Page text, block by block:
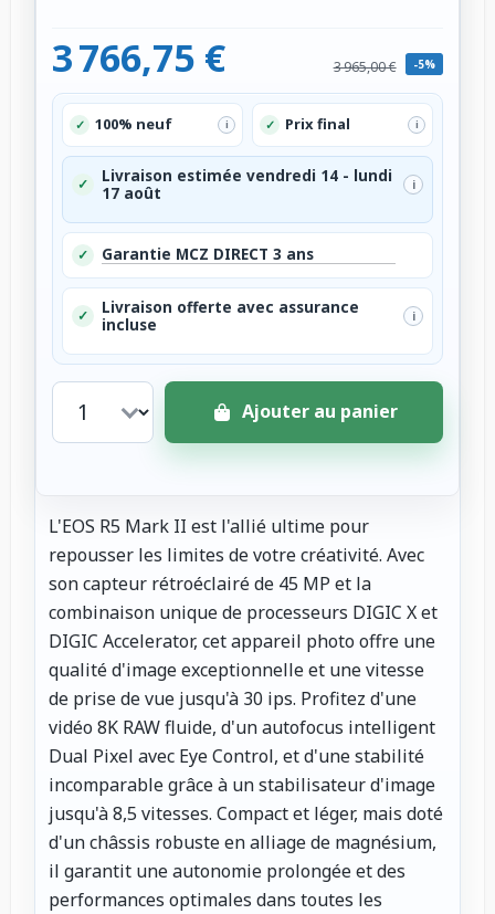
3 766,75 € 3 965,00 € -5%
✓ 100% neuf i ✓ Prix final i
✓
Livraison estimée vendredi 14 - lundi
17 août
i
✓ Garantie MCZ DIRECT 3 ans
✓
Livraison offerte avec assurance
incluse
i
Ajouter au panier
L'EOS R5 Mark II est l'allié ultime pour
repousser les limites de votre créativité. Avec
son capteur rétroéclairé de 45 MP et la
combinaison unique de processeurs DIGIC X et
DIGIC Accelerator, cet appareil photo offre une
qualité d'image exceptionnelle et une vitesse
de prise de vue jusqu'à 30 ips. Profitez d'une
vidéo 8K RAW fluide, d'un autofocus intelligent
Dual Pixel avec Eye Control, et d'une stabilité
incomparable grâce à un stabilisateur d'image
jusqu'à 8,5 vitesses. Compact et léger, mais doté
d'un châssis robuste en alliage de magnésium,
il garantit une autonomie prolongée et des
performances optimales dans toutes les